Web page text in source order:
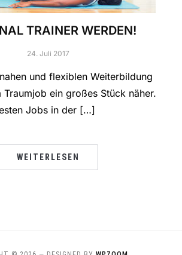
TRAINER WERDEN!
24. Juli 2017
und flexiblen Weiterbildung
Traumjob ein großes Stück näher.
Jobs in der […]
WEITERLESEN